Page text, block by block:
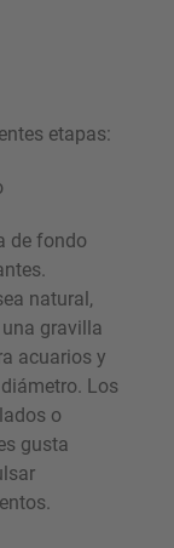
etapas:
de fondo
natural,
gravilla
acuarios y
Los
o
gusta